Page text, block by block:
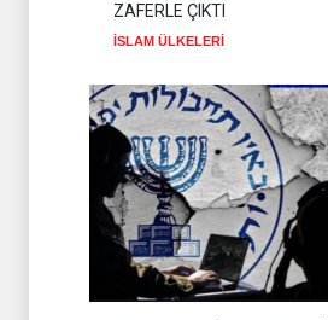
ZAFERLE ÇIKTI
İSLAM ÜLKELERİ